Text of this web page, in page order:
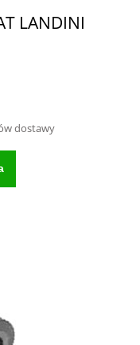
LANDINI
dostawy